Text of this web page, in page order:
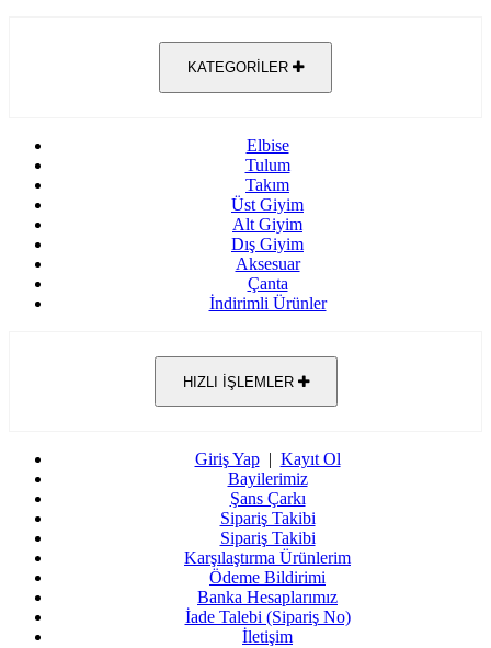
KATEGORİLER
Elbise
Tulum
Takım
Üst Giyim
Alt Giyim
Dış Giyim
Aksesuar
Çanta
İndirimli Ürünler
HIZLI İŞLEMLER
Giriş Yap| Kayıt Ol
Bayilerimiz
Şans Çarkı
Sipariş Takibi
Sipariş Takibi
Karşılaştırma Ürünlerim
Ödeme Bildirimi
Banka Hesaplarımız
İade Talebi (Sipariş No)
İletişim